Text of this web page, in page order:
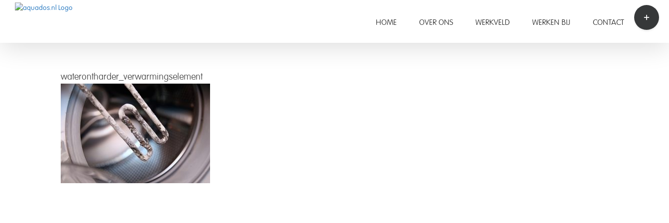
HOME OVER ONS WERKVELD WERKEN BIJ CONTACT
waterontharder_verwarmingselement
Toggle
Sliding
Bar